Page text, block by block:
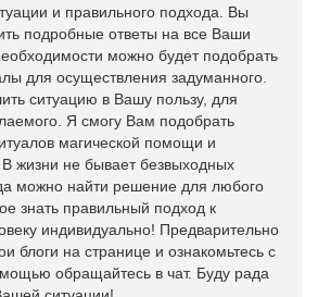
и правильного подхода. Вы
подробные ответы на все Ваши
можно будет подобрать
для осуществления задуманного.
ситуацию в Вашу пользу, для
Я смогу Вам подобрать
магической помощи и
В жизни не бывает безвыходных
можно найти решение для любого
знать правильный подход к
индивидуально! Предварительно
блоги на странице и ознакомьтесь с
обращайтесь в чат. Буду рада